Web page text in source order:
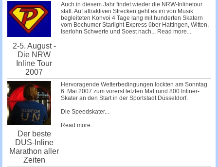
2-5. August -
Die NRW
Inline Tour
2007
Auch in diesem Jahr findet wieder die NRW-Inlinetour
statt. Auf attraktiven Strecken geht es im von Musik
begleiteten Konvoi 4 Tage lang mit hunderten Skatern
vom Bochumer Starlight Express über Hattingen, Witten,
Iserlohn Schwerte und Soest nach... Read more...
Der beste
DUS-Inline
Marathon aller
Zeiten
Hervoragende Wetterbedingungen lockten am Sonntag
6. Mai 2007 zum vorerst letzten Mal rund 800 Inliner-
Skater an den Start in der Sportstadt Düsseldorf.
Die Speedskater...
Read more...